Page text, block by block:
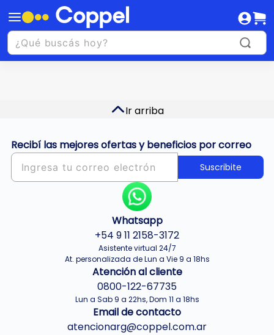
Ir arriba
Recibí las mejores ofertas y beneficios por correo
Suscribite
Whatsapp
+54 9 11 2158-3172
Asistente virtual 24/7
At. personalizada de Lun a Vie 9 a 18hs
Atención al cliente
0800-122-67735
Lun a Sab 9 a 22hs, Dom 11 a 18hs
Email de contacto
atencionarg@coppel.com.ar